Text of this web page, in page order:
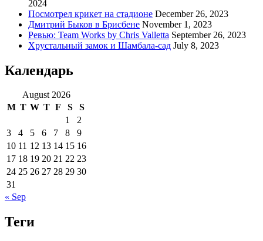
2024
Посмотрел крикет на стадионе December 26, 2023
Дмитрий Быков в Брисбене November 1, 2023
Ревью: Team Works by Chris Valletta September 26, 2023
Хрустальный замок и Шамбала-сад July 8, 2023
Календарь
August 2026
M T W T F S
S
1
2
3
4 5 6 7 8
9
10 11 12 13 14 15 16
17 18 19 20 21 22 23
24 25 26 27 28 29 30
31
« Sep
Теги